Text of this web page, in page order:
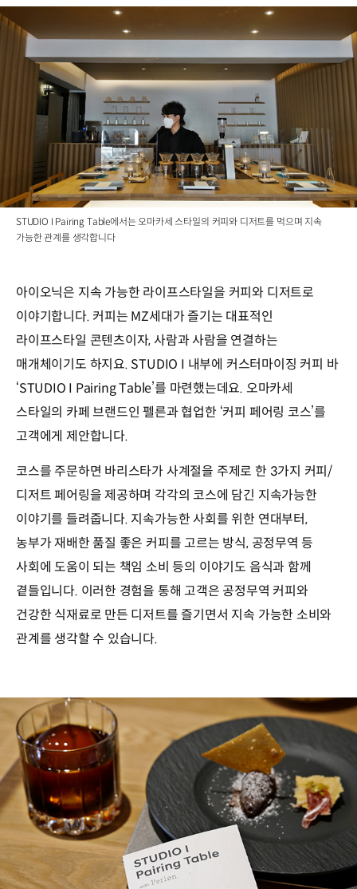
STUDIO I Pairing Table에서는 오마카세 스타일의 커피와 디저트를 먹으며 지속
가능한 관계를 생각합니다
아이오닉은 지속 가능한 라이프스타일을 커피와 디저트로
이야기합니다. 커피는 MZ세대가 즐기는 대표적인
라이프스타일 콘텐츠이자, 사람과 사람을 연결하는
매개체이기도 하지요. STUDIO I 내부에 커스터마이징 커피 바
‘STUDIO I Pairing Table’를 마련했는데요. 오마카세
스타일의 카페 브랜드인 펠른과 협업한 ‘커피 페어링 코스’를
고객에게 제안합니다.
코스를 주문하면 바리스타가 사계절을 주제로 한 3가지 커피/
디저트 페어링을 제공하며 각각의 코스에 담긴 지속가능한
이야기를 들려줍니다. 지속가능한 사회를 위한 연대부터,
농부가 재배한 품질 좋은 커피를 고르는 방식, 공정무역 등
사회에 도움이 되는 책임 소비 등의 이야기도 음식과 함께
곁들입니다. 이러한 경험을 통해 고객은 공정무역 커피와
건강한 식재료로 만든 디저트를 즐기면서 지속 가능한 소비와
관계를 생각할 수 있습니다.